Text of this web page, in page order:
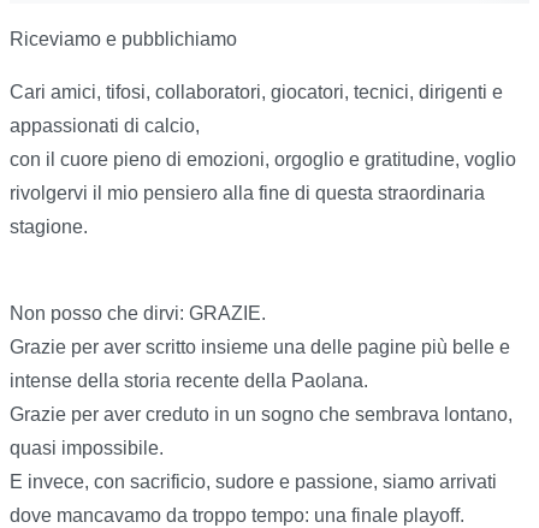
Riceviamo e pubblichiamo
Cari amici, tifosi, collaboratori, giocatori, tecnici, dirigenti e
appassionati di calcio,
con il cuore pieno di emozioni, orgoglio e gratitudine, voglio
rivolgervi il mio pensiero alla fine di questa straordinaria
stagione.
Non posso che dirvi: GRAZIE.
Grazie per aver scritto insieme una delle pagine più belle e
intense della storia recente della Paolana.
Grazie per aver creduto in un sogno che sembrava lontano,
quasi impossibile.
E invece, con sacrificio, sudore e passione, siamo arrivati
dove mancavamo da troppo tempo: una finale playoff.